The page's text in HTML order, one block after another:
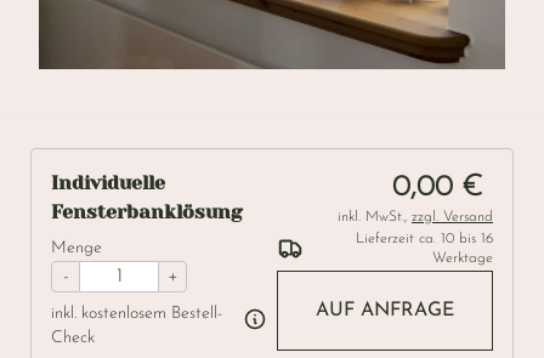
Individuelle
Fensterbanklösung
Menge
- +
inkl. kostenlosem Bestell-
Check
0,00 €
inkl. MwSt., zzgl. Versand
Lieferzeit ca. 10 bis 16
Werktage
AUF ANFRAGE